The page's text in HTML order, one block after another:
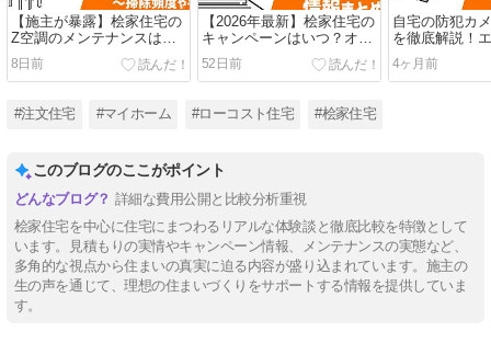
【施主が暴露】桧家住宅の
Z空調のメンテナンスは本
当に大変？掃除頻度・手順
やリスクを解説
8日前
【2026年最新】桧家住宅の
キャンペーンはいつ？オプ
ション半額や紹介特典で最
大150万お得にする方法
52日前
自宅の防犯カ
を徹底解説！
Amazon Ring
4ヶ月前
#注文住宅 #マイホーム #ローコスト住宅 #桧家住宅
このブログのここがポイント
詳細な費用公開と比較分析重視
桧家住宅を中心に住宅にまつわるリアルな体験談と徹底比較を特徴として
います。見積もりの実情やキャンペーン情報、メンテナンスの実態など、
多角的な視点から住まいの真実に迫る内容が盛り込まれています。施主の
生の声を通じて、理想の住まいづくりをサポートする情報を提供していま
す。